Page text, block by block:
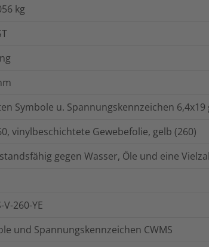
kg
Symbole u. Spannungskennzeichen
vinylbeschichtete Gewebefolie, gelb (260)
gegen Wasser, Öle und eine
V-260-YE
und Spannungskennzeichen CWMS